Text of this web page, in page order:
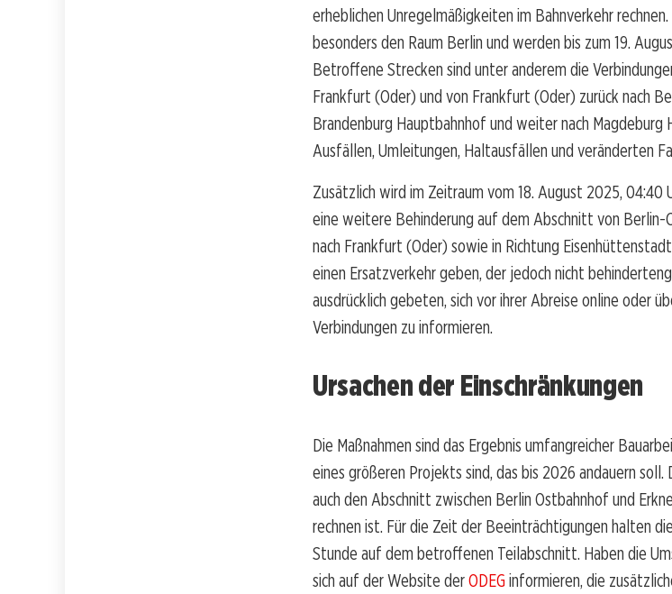
erheblichen Unregelmäßigkeiten im Bahnverkehr
besonders den Raum Berlin und werden bis zum 19.
Betroffene Strecken sind unter anderem die
Frankfurt (Oder) und von Frankfurt (Oder) zurück nach
Brandenburg Hauptbahnhof und weiter nach Magdeburg
Ausfällen, Umleitungen, Haltausfällen und veränderten
Zusätzlich wird im Zeitraum vom 18. August 2025, 04:40
eine weitere Behinderung auf dem Abschnitt von Berlin-
nach Frankfurt (Oder) sowie in Richtung
einen Ersatzverkehr geben, der jedoch nicht
ausdrücklich gebeten, sich vor ihrer Abreise online oder
Verbindungen zu informieren.
Ursachen der Einschränkungen
Die Maßnahmen sind das Ergebnis umfangreicher
eines größeren Projekts sind, das bis 2026 andauern soll.
auch den Abschnitt zwischen Berlin Ostbahnhof und
rechnen ist. Für die Zeit der Beeinträchtigungen halten
Stunde auf dem betroffenen Teilabschnitt. Haben die
sich auf der Website derODEG informieren, die